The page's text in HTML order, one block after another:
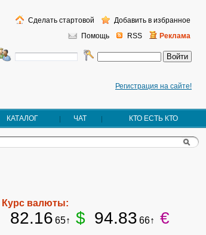
Регистрация на сайте!
Помощь RSS Реклама
Сделать стартовой Добавить в избранное
КАТАЛОГ ЧАТ КТО ЕСТЬ КТО
Курс валюты:
82.16 65↑ $ 94.83 66↑ €